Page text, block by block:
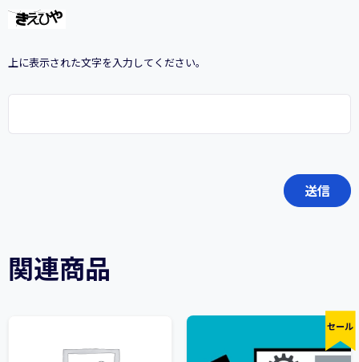
上に表示された文字を入力してください。
関連商品
セール